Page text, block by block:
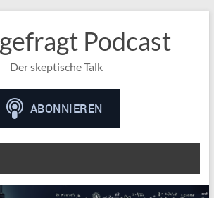
Podcast
Der skeptische Talk